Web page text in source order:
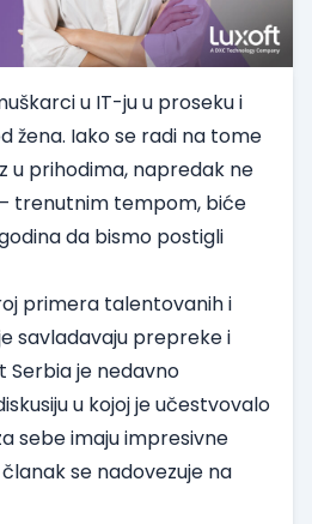
u IT-ju u proseku i
žena. Iako se radi na tome
u prihodima, napredak ne
trenutnim tempom, biće
da bismo postigli
primera talentovanih i
savladavaju prepreke i
Serbiaje nedavno
u kojoj je učestvovalo
sebe imaju impresivne
se nadovezuje na